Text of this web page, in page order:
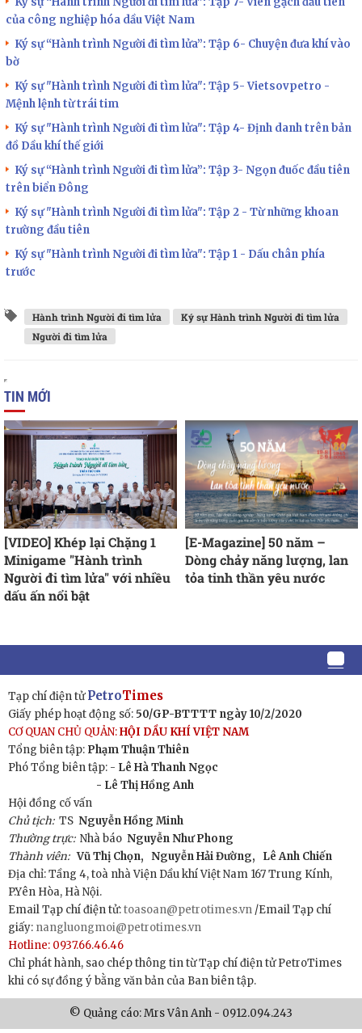
của công nghiệp hóa dầu Việt Nam
Ký sự “Hành trình Người đi tìm lửa”: Tập 6- Chuyện đưa khí vào
bờ
Ký sự "Hành trình Người đi tìm lửa": Tập 5- Vietsovpetro -
Mệnh lệnh từ trái tim
Ký sự "Hành trình Người đi tìm lửa": Tập 4- Định danh trên bản
đồ Dầu khí thế giới
Ký sự “Hành trình Người đi tìm lửa”: Tập 3- Ngọn đuốc đầu tiên
trên biển Đông
Ký sự "Hành trình Người đi tìm lửa": Tập 2 - Từ những khoan
trường đầu tiên
Ký sự "Hành trình Người đi tìm lửa": Tập 1 - Dấu chân phía
trước
Hành trình Người đi tìm lửa
Ký sự Hành trình Người đi tìm lửa
Người đi tìm lửa
TIN MỚI
[VIDEO] Khép lại Chặng 1
Minigame "Hành trình
Người đi tìm lửa" với nhiều
dấu ấn nổi bật
[E-Magazine] 50 năm –
Dòng chảy năng lượng, lan
tỏa tinh thần yêu nước
Tạp chí điện tửPetroTimes
Giấy phép hoạt động số: 50/GP-BTTTT ngày 10/2/2020
CƠ QUAN CHỦ QUẢN:HỘI DẦU KHÍ VIỆT NAM
Tổng biên tập: Phạm Thuận Thiên
Phó Tổng biên tập: - Lê Hà Thanh Ngọc
- Lê Thị Hồng Anh
Hội đồng cố vấn
Chủ tịch:TS Nguyễn Hồng Minh
Thường trực: Nhà báo Nguyễn Như Phong
Thành viên: Vũ Thị Chọn, Nguyễn Hải Đường,
Lê Anh Chiến
Địa chỉ: Tầng 4, toà nhà Viện Dầu khí Việt Nam 167 Trung Kính,
P.Yên Hòa, Hà Nội.
Email Tạp chí điện tử:toasoan@petrotimes.vn /Email Tạp chí
giấy: nangluongmoi@petrotimes.vn
Hotline: 0937.66.46.46
Chỉ phát hành, sao chép thông tin từ Tạp chí điện tử PetroTimes
khi có sự đồng ý bằng văn bản của Ban biên tập.
© Quảng cáo: Mrs Vân Anh - 0912.094.243